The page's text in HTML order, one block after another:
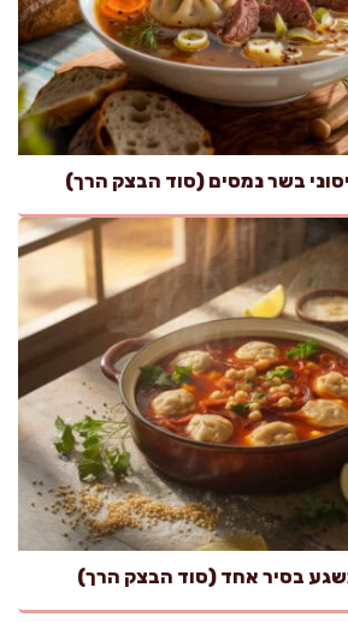
בשר נמסים (סוד הבצק הרך)
בסיר אחד (סוד הבצק הרך)